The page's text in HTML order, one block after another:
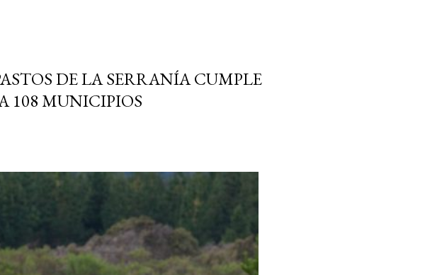
DE LA SERRANÍA CUMPLE
108 MUNICIPIOS